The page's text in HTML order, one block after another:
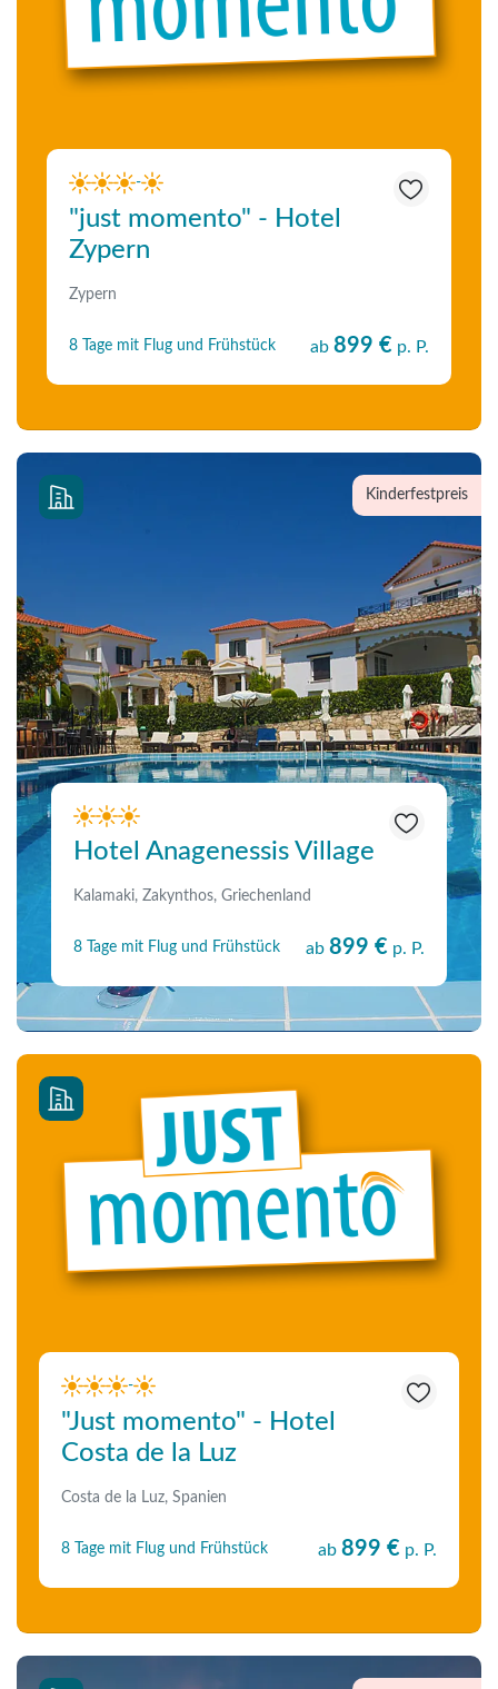
-
"just momento" - Hotel
Zypern
Zypern
8 Tage mit Flug und Frühstück ab 899 € p. P.
Kinderfestpreis
Hotel Anagenessis Village
Kalamaki, Zakynthos, Griechenland
8 Tage mit Flug und Frühstück ab 899 € p. P.
-
"Just momento" - Hotel
Costa de la Luz
Costa de la Luz, Spanien
8 Tage mit Flug und Frühstück ab 899 € p. P.